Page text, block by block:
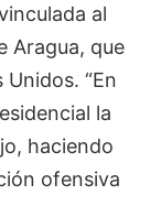
al
Aragua, que
“En
la
haciendo
ofensiva